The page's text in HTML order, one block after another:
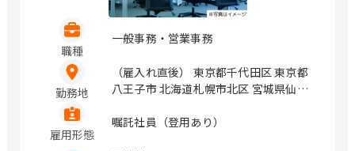
職種
一般事務・営業事務
勤務地
（雇入れ直後） 東京都千代田区 東京都
八王子市 北海道札幌市北区 宮城県仙台
屋市中村区 石川県金沢市 茨城県水戸市
雇用形態
嘱託社員（登用あり）